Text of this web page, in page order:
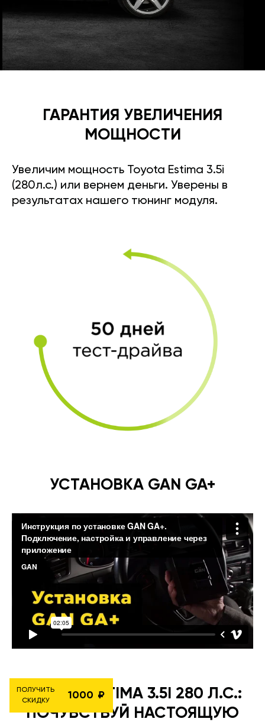
ГАРАНТИЯ УВЕЛИЧЕНИЯ
МОЩНОСТИ
Увеличим мощность Toyota Estima 3.5i
(280л.с.) или вернем деньги. Уверены в
результатах нашего тюнинг модуля.
УСТАНОВКА GAN GA+
TOYOTA ESTIMA 3.5I 280 Л.С.:
ПОЧУВСТВУЙ НАСТОЯЩУЮ
ПОЛУЧИТЬ
СКИДКУ
1000